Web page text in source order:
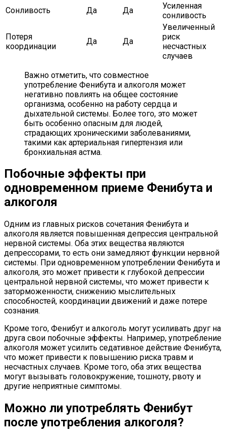
Сонливость Да Да
Усиленная
сонливость
Потеря
координации
Да Да
Увеличенный
риск
несчастных
случаев
Важно отметить, что совместное
употребление Фенибута и алкоголя может
негативно повлиять на общее состояние
организма, особенно на работу сердца и
дыхательной системы. Более того, это может
быть особенно опасным для людей,
страдающих хроническими заболеваниями,
такими как артериальная гипертензия или
бронхиальная астма.
Побочные эффекты при
одновременном приеме Фенибута и
алкоголя
Одним из главных рисков сочетания Фенибута и
алкоголя является повышенная депрессия центральной
нервной системы. Оба этих вещества являются
депрессорами, то есть они замедляют функции нервной
системы. При одновременном употреблении Фенибута и
алкоголя, это может привести к глубокой депрессии
центральной нервной системы, что может привести к
заторможенности, снижению мыслительных
способностей, координации движений и даже потере
сознания.
Кроме того, Фенибут и алкоголь могут усиливать друг на
друга свои побочные эффекты. Например, употребление
алкоголя может усилить седативное действие Фенибута,
что может привести к повышению риска травм и
несчастных случаев. Кроме того, оба этих вещества
могут вызывать головокружение, тошноту, рвоту и
другие неприятные симптомы.
Можно ли употреблять Фенибут
после употребления алкоголя?